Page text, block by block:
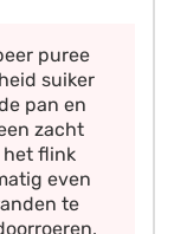
puree
suiker
pan en
zacht
het flink
even
te